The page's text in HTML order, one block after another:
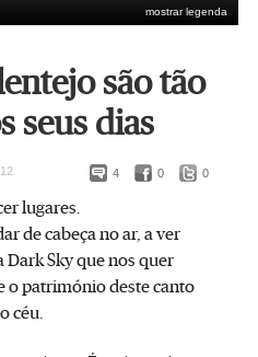
mostrar legenda
são tão
seus dias
4 0 0
lugares.
de cabeça no ar, a ver
Dark Sky que nos quer
o património deste canto
céu.